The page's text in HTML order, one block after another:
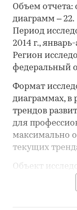
Объем отчета:
диаграмм – 22.
Период
2014 г., январь-
Регион
федеральный
Формат
диаграммах, в
трендов
для
максимально
текущих
Объект